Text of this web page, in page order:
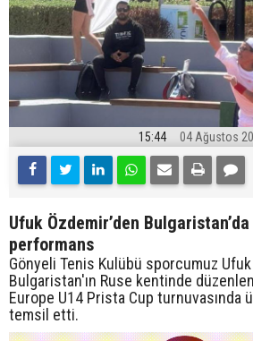
15:44 04 Ağustos
Ufuk Özdemir’den Bulgaristan’da
performans
Gönyeli Tenis Kulübü sporcumuz
Bulgaristan'ın Ruse kentinde
Europe U14 Prista Cup turnuvasında
temsil etti.